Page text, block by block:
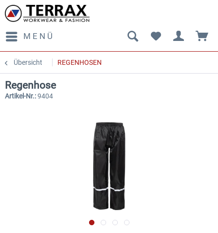
MENÜ
Übersicht REGENHOSEN
Regenhose
Artikel-Nr.:9404